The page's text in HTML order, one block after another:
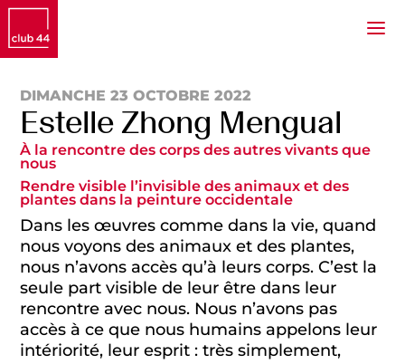
DIMANCHE 23 OCTOBRE 2022
Estelle Zhong Mengual
À la rencontre des corps des autres vivants que
nous
Rendre visible l’invisible des animaux et des
plantes dans la peinture occidentale
Dans les œuvres comme dans la vie, quand
nous voyons des animaux et des plantes,
nous n’avons accès qu’à leurs corps. C’est la
seule part visible de leur être dans leur
rencontre avec nous. Nous n’avons pas
accès à ce que nous humains appelons leur
intériorité, leur esprit : très simplement,